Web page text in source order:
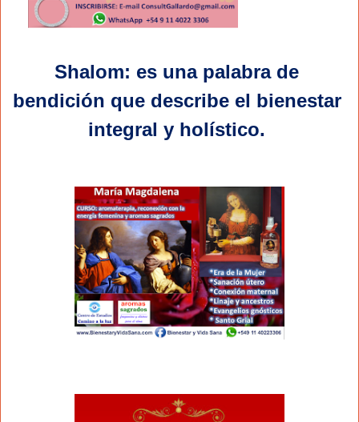
Shalom: es una palabra de
bendición que describe el bienestar
integral y holístico.